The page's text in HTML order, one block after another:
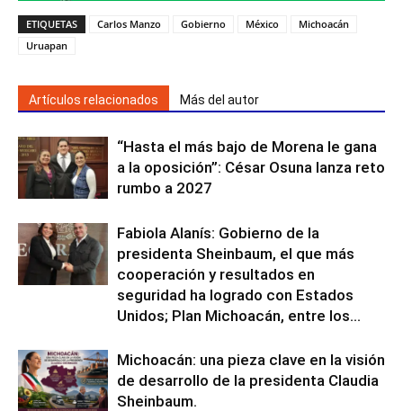
ETIQUETAS Carlos Manzo Gobierno México
Michoacán
Uruapan
Artículos relacionados Más del autor
“Hasta el más bajo de Morena le gana
a la oposición”: César Osuna lanza reto
rumbo a 2027
Fabiola Alanís: Gobierno de la
presidenta Sheinbaum, el que más
cooperación y resultados en
seguridad ha logrado con Estados
Unidos; Plan Michoacán, entre los...
Michoacán: una pieza clave en la visión
de desarrollo de la presidenta Claudia
Sheinbaum.